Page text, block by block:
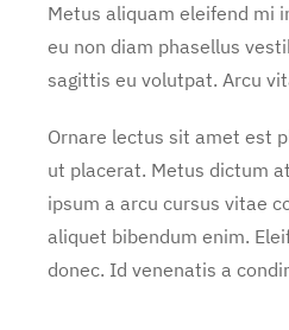
Metus aliquam eleifend mi
eu non diam phasellus
sagittis eu volutpat. Arcu
Ornare lectus sit amet est
ut placerat. Metus dictum
ipsum a arcu cursus vitae
aliquet bibendum enim.
donec. Id venenatis a